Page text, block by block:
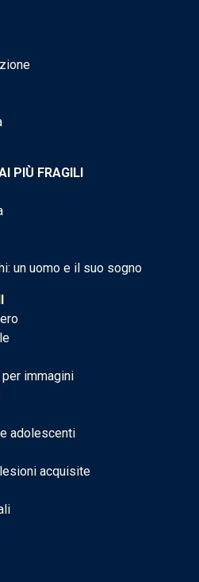
PIÙ FRAGILI
un uomo e il suo sogno
immagini
adolescenti
acquisite